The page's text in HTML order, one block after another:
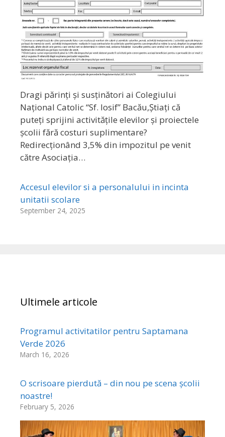
Dragi părinți și susținători ai Colegiului
Național Catolic “Sf. Iosif” Bacău,Știați că
puteți sprijini activitățile elevilor și proiectele
școlii fără costuri suplimentare?
Redirecționând 3,5% din impozitul pe venit
către Asociația…
Accesul elevilor si a personalului in incinta
unitatii scolare
September 24, 2025
Ultimele articole
Programul activitatilor pentru Saptamana
Verde 2026
March 16, 2026
O scrisoare pierdută – din nou pe scena școlii
noastre!
February 5, 2026